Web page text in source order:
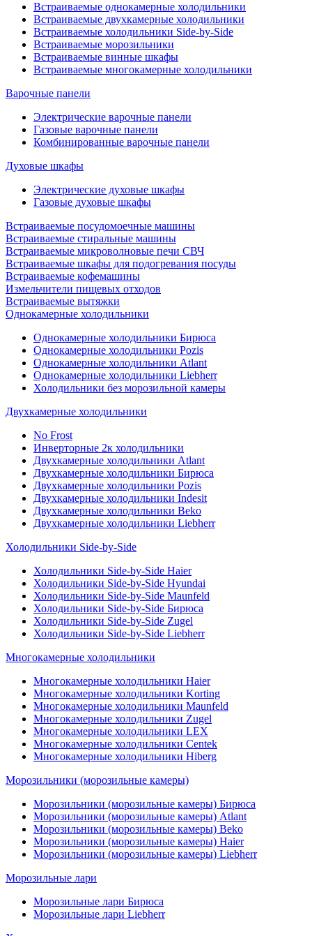
Встраиваемые однокамерные холодильники
Встраиваемые двухкамерные холодильники
Встраиваемые холодильники Side-by-Side
Встраиваемые морозильники
Встраиваемые винные шкафы
Встраиваемые многокамерные холодильники
Варочные панели
Электрические варочные панели
Газовые варочные панели
Комбинированные варочные панели
Духовые шкафы
Электрические духовые шкафы
Газовые духовые шкафы
Встраиваемые посудомоечные машины
Встраиваемые стиральные машины
Встраиваемые микроволновые печи СВЧ
Встраиваемые шкафы для подогревания посуды
Встраиваемые кофемашины
Измельчители пищевых отходов
Встраиваемые вытяжки
Однокамерные холодильники
Однокамерные холодильники Бирюса
Однокамерные холодильники Pozis
Однокамерные холодильники Atlant
Однокамерные холодильники Liebherr
Холодильники без морозильной камеры
Двухкамерные холодильники
No Frost
Инверторные 2к холодильники
Двухкамерные холодильники Atlant
Двухкамерные холодильники Бирюса
Двухкамерные холодильники Pozis
Двухкамерные холодильники Indesit
Двухкамерные холодильники Beko
Двухкамерные холодильники Liebherr
Холодильники Side-by-Side
Холодильники Side-by-Side Haier
Холодильники Side-by-Side Hyundai
Холодильники Side-by-Side Maunfeld
Холодильники Side-by-Side Бирюса
Холодильники Side-by-Side Zugel
Холодильники Side-by-Side Liebherr
Многокамерные холодильники
Многокамерные холодильники Haier
Многокамерные холодильники Korting
Многокамерные холодильники Maunfeld
Многокамерные холодильники Zugel
Многокамерные холодильники LEX
Многокамерные холодильники Centek
Многокамерные холодильники Hiberg
Морозильники (морозильные камеры)
Морозильники (морозильные камеры) Бирюса
Морозильники (морозильные камеры) Atlant
Морозильники (морозильные камеры) Beko
Морозильники (морозильные камеры) Haier
Морозильники (морозильные камеры) Liebherr
Морозильные лари
Морозильные лари Бирюса
Морозильные лари Liebherr